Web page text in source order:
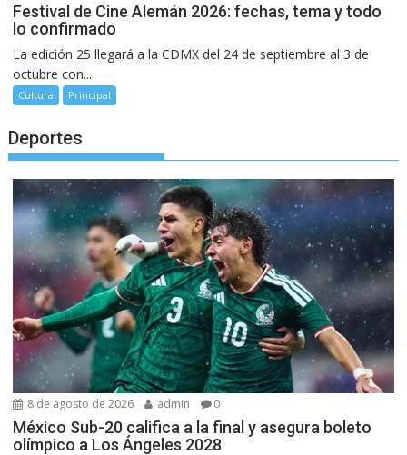
Festival de Cine Alemán 2026: fechas, tema y todo
lo confirmado
La edición 25 llegará a la CDMX del 24 de septiembre al 3 de
octubre con...
Cultura Principal
Deportes
8 de agosto de 2026 admin 0
México Sub-20 califica a la final y asegura boleto
olímpico a Los Ángeles 2028